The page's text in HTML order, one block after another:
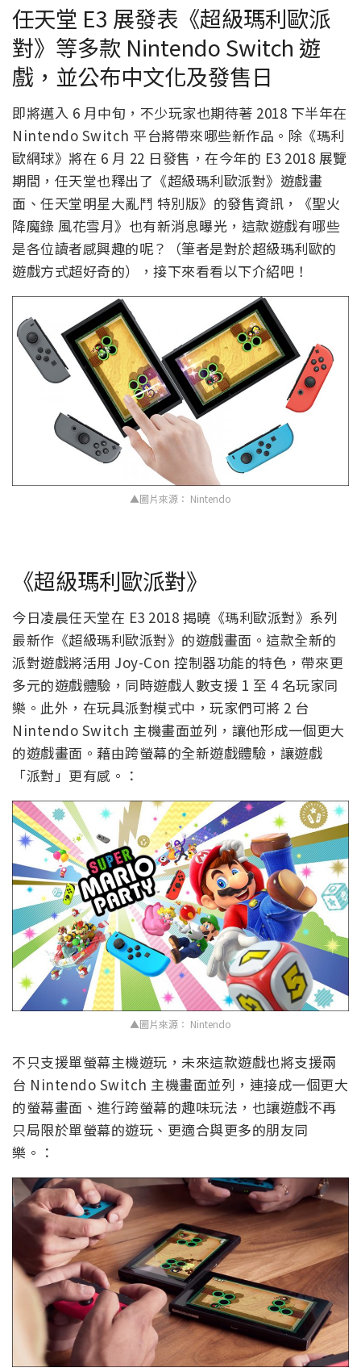
任天堂 E3 展發表《超級瑪利歐派
對》等多款 Nintendo Switch 遊
戲，並公布中文化及發售日
即將邁入 6 月中旬，不少玩家也期待著 2018 下半年在
Nintendo Switch 平台將帶來哪些新作品。除《瑪利
歐網球》將在 6 月 22 日發售，在今年的 E3 2018 展覽
期間，任天堂也釋出了《超級瑪利歐派對》遊戲畫
面、任天堂明星大亂鬥 特別版》的發售資訊，《聖火
降魔錄 風花雪月》也有新消息曝光，這款遊戲有哪些
是各位讀者感興趣的呢？（筆者是對於超級瑪利歐的
遊戲方式超好奇的），接下來看看以下介紹吧！
▲圖片來源： Nintendo
《超級瑪利歐派對》
今日凌晨任天堂在 E3 2018 揭曉《瑪利歐派對》系列
最新作《超級瑪利歐派對》的遊戲畫面。這款全新的
派對遊戲將活用 Joy-Con 控制器功能的特色，帶來更
多元的遊戲體驗，同時遊戲人數支援 1 至 4 名玩家同
樂。此外，在玩具派對模式中，玩家們可將 2 台
Nintendo Switch 主機畫面並列，讓他形成一個更大
的遊戲畫面。藉由跨螢幕的全新遊戲體驗，讓遊戲
「派對」更有感。：
▲圖片來源： Nintendo
不只支援單螢幕主機遊玩，未來這款遊戲也將支援兩
台 Nintendo Switch 主機畫面並列，連接成一個更大
的螢幕畫面、進行跨螢幕的趣味玩法，也讓遊戲不再
只局限於單螢幕的遊玩、更適合與更多的朋友同
樂。：